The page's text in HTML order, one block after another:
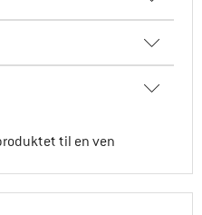
til en ven